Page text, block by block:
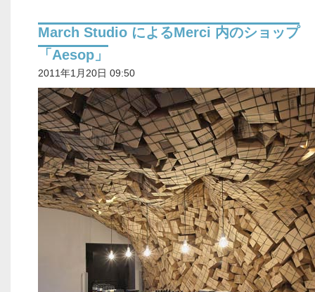
March Studio によるMerci 内のショップ
「Aesop」
2011年1月20日 09:50